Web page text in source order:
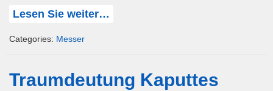
Lesen Sie weiter…
Categories: Messer
Traumdeutung Kaputtes